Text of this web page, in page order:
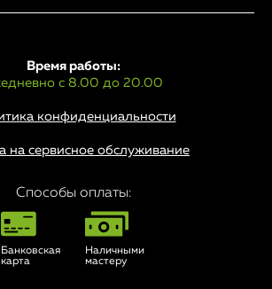
конфиденциальности
Время работы:
с 8.00 до 20.00
на сервисное обслуживание
Способы оплаты:
Банковская
карта
Наличными
мастеру